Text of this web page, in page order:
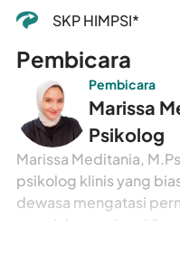
SKP HIMPSI*
Pembicara
Pembicara
Marissa
Psikolog
Marissa Meditania,
psikolog klinis yang
dewasa mengatasi
masalah emosional
hubungan relasi